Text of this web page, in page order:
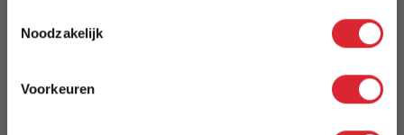
Noodzakelijk
Voorkeuren
Neah X 160 Sofa Bed with Standard Arms